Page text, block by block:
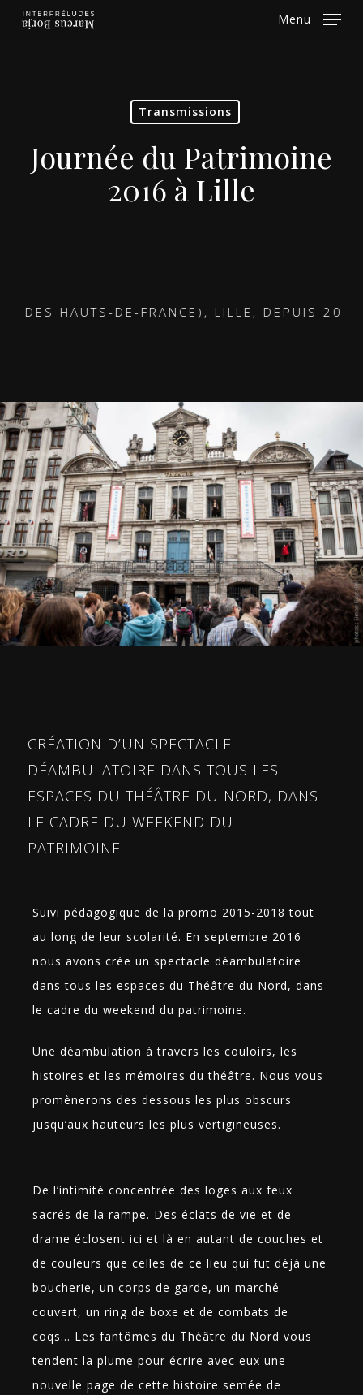
Skip
Menu
Transmissions
Journée du Patrimoine
2016 à Lille
HAUTS-DE-FRANCE), LILLE, DEPUIS 2015 •
CRÉATION D’UN SPECTACLE
DÉAMBULATOIRE DANS TOUS LES
ESPACES DU THÉÂTRE DU NORD, DANS
LE CADRE DU WEEKEND DU
PATRIMOINE.
Suivi pédagogique de la promo 2015-2018 tout
au long de leur scolarité. En septembre 2016
nous avons crée un spectacle déambulatoire
dans tous les espaces du Théâtre du Nord, dans
le cadre du weekend du patrimoine.
Une déambulation à travers les couloirs, les
histoires et les mémoires du théâtre. Nous vous
promènerons des dessous les plus obscurs
jusqu’aux hauteurs les plus vertigineuses.
De l’intimité concentrée des loges aux feux
sacrés de la rampe. Des éclats de vie et de
drame éclosent ici et là en autant de couches et
de couleurs que celles de ce lieu qui fut déjà une
boucherie, un corps de garde, un marché
couvert, un ring de boxe et de combats de
coqs… Les fantômes du Théâtre du Nord vous
tendent la plume pour écrire avec eux une
nouvelle page de cette histoire semée de